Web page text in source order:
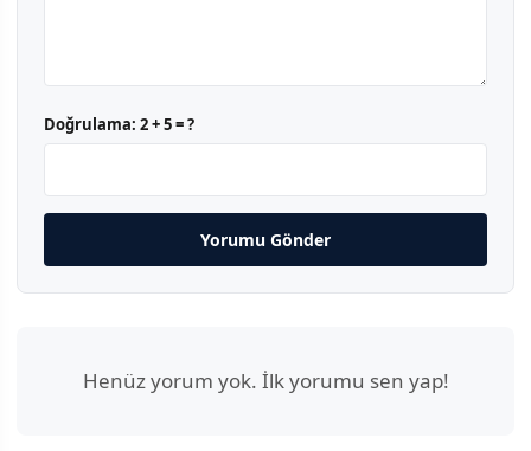
Doğrulama: 2 + 5 = ?
Yorumu Gönder
Henüz yorum yok. İlk yorumu sen yap!